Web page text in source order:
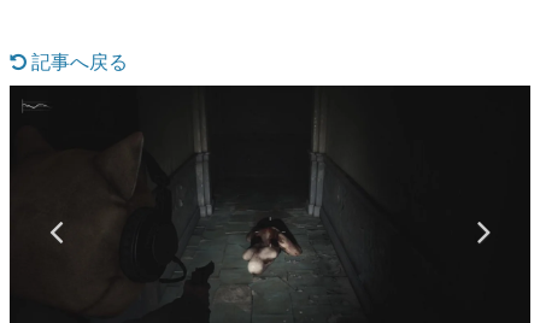
なんでゲームは面白い？
具体的な形から解き明かしていく、硬派で骨太な評論連載
です。
ゲームが変えた日本語
「経験値」「裏技」「ラスボス」… ゲームにまつわる言葉
の起源や用法の変遷を、コンピューター文化史研究家・タ
イニーP氏が徹底調査。
カテゴリ
記事へ戻る